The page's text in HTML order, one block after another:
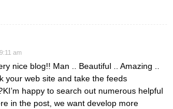
am
nice blog!! Man .. Beautiful .. Amazing ..
your web site and take the feeds
happy to search out numerous helpful
in the post, we want develop more